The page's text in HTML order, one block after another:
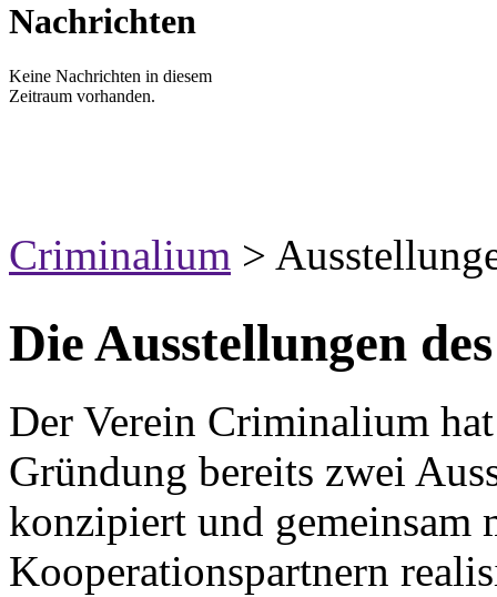
Nachrichten
Keine Nachrichten in diesem
Zeitraum vorhanden.
Criminalium >
Die Ausstellungen
Der Verein Criminalium
Gründung bereits zwei
konzipiert und gemeinsam
Kooperationspartnern